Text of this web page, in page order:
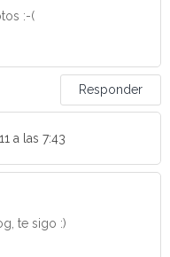
:-(
Responder
a las 7:43
te sigo :)